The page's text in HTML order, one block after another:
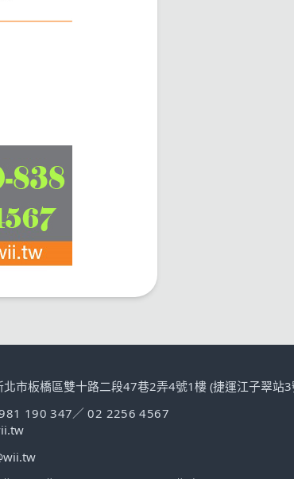
市板橋區雙十路二段47巷2弄4號1樓 (捷運江子翠站
190 347／02 2256 4567